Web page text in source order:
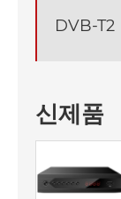
DVB-T2
신제품